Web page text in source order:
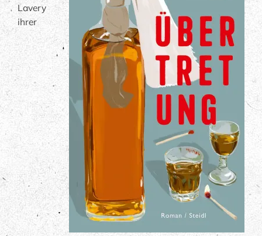
Lavery
ihrer